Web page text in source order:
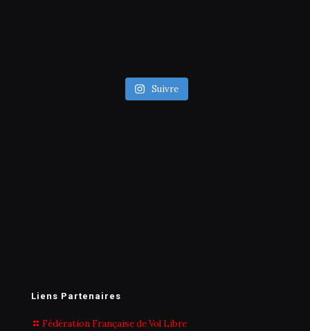
Suivre
Liens Partenaires
Fédération Française de Vol Libre